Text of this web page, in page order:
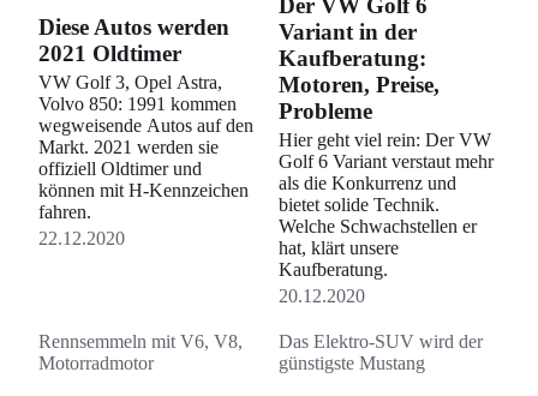
Diese Autos werden
2021 Oldtimer
VW Golf 3, Opel Astra,
Volvo 850: 1991 kommen
wegweisende Autos auf den
Markt. 2021 werden sie
offiziell Oldtimer und
können mit H-Kennzeichen
fahren.
22.12.2020
Der VW Golf 6
Variant in der
Kaufberatung:
Motoren, Preise,
Probleme
Hier geht viel rein: Der VW
Golf 6 Variant verstaut mehr
als die Konkurrenz und
bietet solide Technik.
Welche Schwachstellen er
hat, klärt unsere
Kaufberatung.
20.12.2020
Rennsemmeln mit V6, V8,
Motorradmotor
Das Elektro-SUV wird der
günstigste Mustang